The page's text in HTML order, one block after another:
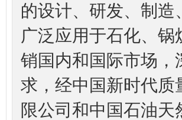
的设计、研发、制
广泛应用于石化、
销国内和国际市场，
求，经中国新时代
限公司和中国石油